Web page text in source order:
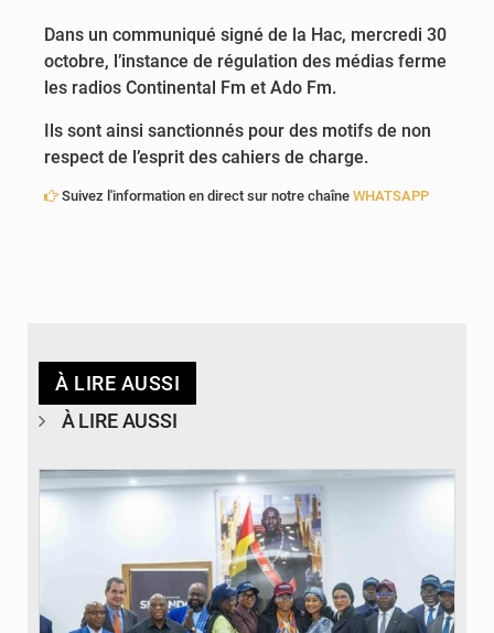
Dans un communiqué signé de la Hac, mercredi 30
octobre, l’instance de régulation des médias ferme
les radios Continental Fm et Ado Fm.
Ils sont ainsi sanctionnés pour des motifs de non
respect de l’esprit des cahiers de charge.
Suivez l'information en direct sur notre chaîne WHATSAPP
À LIRE AUSSI
À LIRE AUSSI